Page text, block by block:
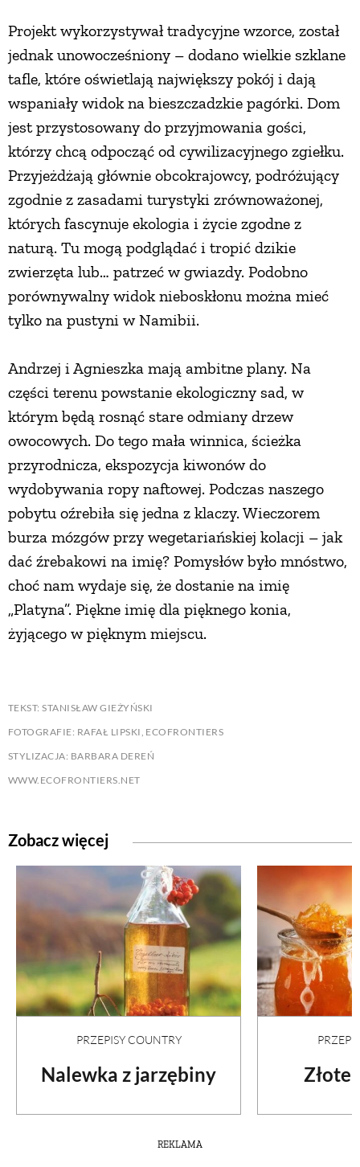
Projekt wykorzystywał tradycyjne wzorce, został
jednak unowocześniony – dodano wielkie szklane
tafle, które oświetlają największy pokój i dają
wspaniały widok na bieszczadzkie pagórki. Dom
jest przystosowany do przyjmowania gości,
którzy chcą odpocząć od cywilizacyjnego zgiełku.
Przyjeżdżają głównie obcokrajowcy, podróżujący
zgodnie z zasadami turystyki zrównoważonej,
których fascynuje ekologia i życie zgodne z
naturą. Tu mogą podglądać i tropić dzikie
zwierzęta lub… patrzeć w gwiazdy. Podobno
porównywalny widok nieboskłonu można mieć
tylko na pustyni w Namibii.
Andrzej i Agnieszka mają ambitne plany. Na
części terenu powstanie ekologiczny sad, w
którym będą rosnąć stare odmiany drzew
owocowych. Do tego mała winnica, ścieżka
przyrodnicza, ekspozycja kiwonów do
wydobywania ropy naftowej. Podczas naszego
pobytu oźrebiła się jedna z klaczy. Wieczorem
burza mózgów przy wegetariańskiej kolacji – jak
dać źrebakowi na imię? Pomysłów było mnóstwo,
choć nam wydaje się, że dostanie na imię
„Platyna”. Piękne imię dla pięknego konia,
żyjącego w pięknym miejscu.
TEKST: STANISŁAW GIEŻYŃSKI
FOTOGRAFIE: RAFAŁ LIPSKI, ECOFRONTIERS
STYLIZACJA: BARBARA DEREŃ
WWW.ECOFRONTIERS.NET
Zobacz więcej
PRZEPISY COUNTRY
Nalewka z jarzębiny Złote
REKLAMA